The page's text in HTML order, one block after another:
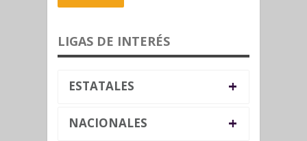
LIGAS DE INTERÉS
ESTATALES +
NACIONALES +